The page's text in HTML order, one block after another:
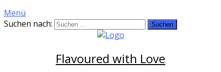
Menü
Suchen nach:
Flavoured with Love